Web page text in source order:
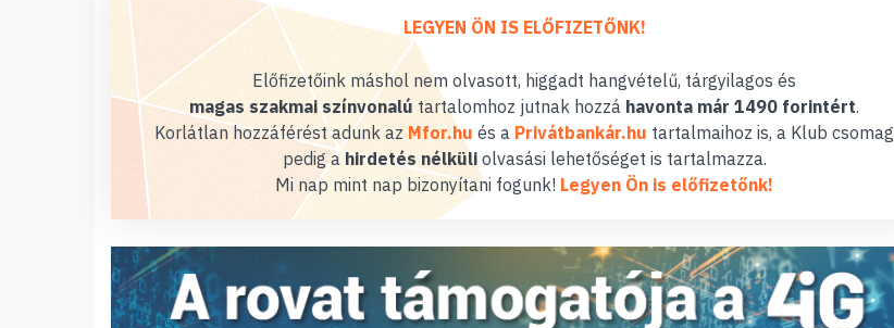
LEGYEN ÖN IS ELŐFIZETŐNK!
Előfizetőink máshol nem olvasott, higgadt hangvételű, tárgyilagos és
magas szakmai színvonalú tartalomhoz jutnak hozzá havonta már 1490 forintért.
Korlátlan hozzáférést adunk az Mfor.hu és a Privátbankár.hu tartalmaihoz is, a Klub csomag
pedig ahirdetés nélküliolvasási lehetőséget is tartalmazza.
Mi nap mint nap bizonyítani fogunk! Legyen Ön is előfizetőnk!